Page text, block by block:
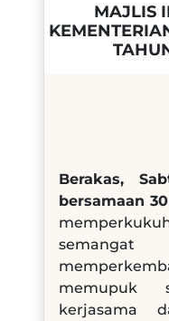
MAJLIS
Berakas,
bersamaan
memupuk
kerjasama